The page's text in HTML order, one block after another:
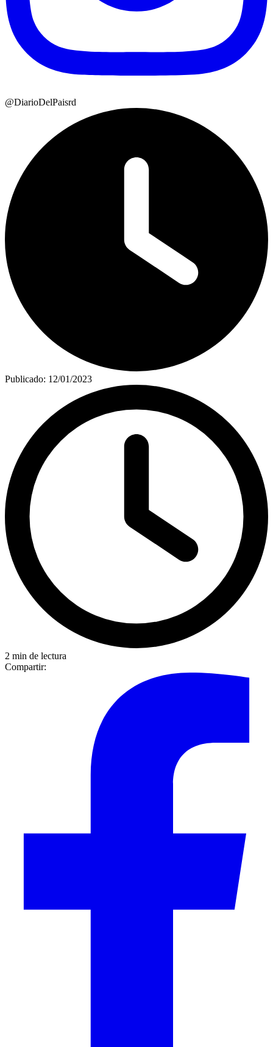
@DiarioDelPaisrd
Publicado: 12/01/2023
2 min de lectura
Compartir: